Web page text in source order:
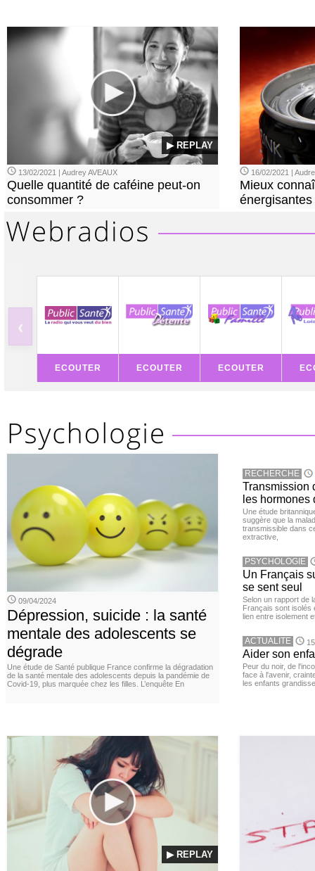
▶ REPLAY
13/02/2021 | Audrey AVEAUX
Quelle quantité de caféine peut-on
consommer ?
16/02/2021 |
Mieux
énergisantes
‹
ECOUTER ECOUTER ECOUTER
09/04/2024
Dépression, suicide : la santé
mentale des adolescents se
dégrade
Une étude de Santé publique France confirme la dégradation
de la santé mentale des adolescents depuis la pandémie de
Covid-19, plus marquée chez les filles. L’enquête En
RECHERCHE
Transmission
les hormones
Une étude
suggère que la
transmissible dans
extractive,
PSYCHOLOGIE
Un Français
se sent seul
Selon un rapport de
Français sont isolés
lien entre isolement
ACTUALITE
Aider son
Peur du noir, de
face à l'avenir,
les enfants
▶ REPLAY